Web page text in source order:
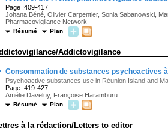
Page :409-417
Johana Béné, Olivier Carpentier, Sonia Sabanowski,
Pharmacovigilance Network
Résumé Plan
Addictovigilance
Consommation de substances psychoactives
Psychoactive substances use in Réunion Island and
Page :419-427
Amélie Daveluy, Françoise Haramburu
Résumé Plan
à la rédaction/Letters to editor